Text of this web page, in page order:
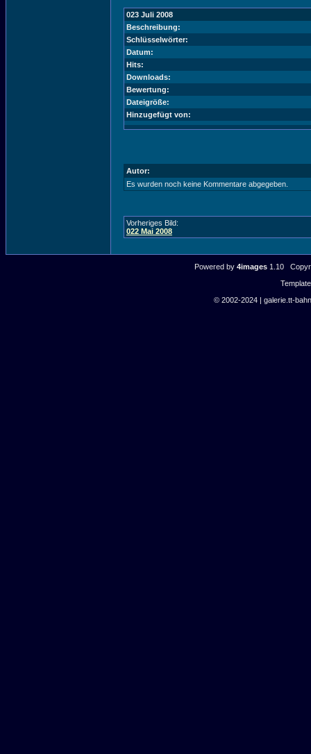
023 Juli 2008
Beschreibung:
Schlüsselwörter:
Datum:
Hits:
Downloads:
Bewertung:
Dateigröße:
Hinzugefügt von:
Autor:
Es wurden noch keine Kommentare abgegeben.
Vorheriges Bild:
022 Mai 2008
Powered by 4images1.10
© 2002-2024 | galerie.tt-